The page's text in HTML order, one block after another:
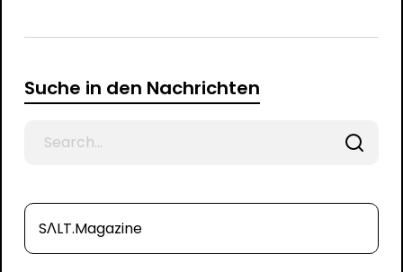
Suche in den Nachrichten
SΛLT.Magazine